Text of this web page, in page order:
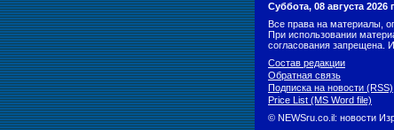
Суббота, 08 августа 2026
Все права на материалы,
При использовании
согласования запрещена.
Состав редакции
Обратная связь
Подписка на новости (RSS)
Price List (MS Word file)
© NEWSru.co.il: новости